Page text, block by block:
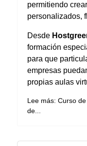
permitiendo
personalizados,
Desde
formación
para que
empresas
propias aulas
Lee más: Curso
de...